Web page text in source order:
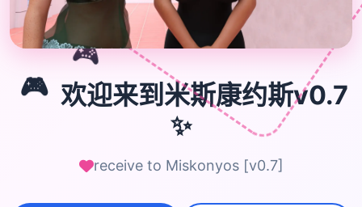
🎮
🎮 欢迎来到米斯康约斯v0.7
✨
receive to Miskonyos [v0.7]